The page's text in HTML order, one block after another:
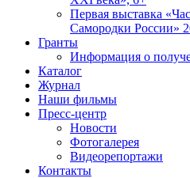
Первая выставка
Самородки России»
Гранты
Информация о
Каталог
Журнал
Наши фильмы
Пресс-центр
Новости
Фотогалерея
Видеорепортажи
Контакты